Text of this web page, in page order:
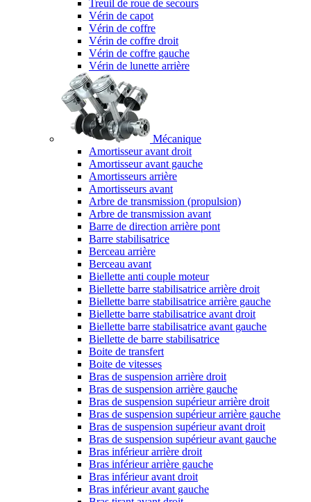
Treuil de roue de secours
Vérin de capot
Vérin de coffre
Vérin de coffre droit
Vérin de coffre gauche
Vérin de lunette arrière
Mécanique
Amortisseur avant droit
Amortisseur avant gauche
Amortisseurs arrière
Amortisseurs avant
Arbre de transmission (propulsion)
Arbre de transmission avant
Barre de direction arrière pont
Barre stabilisatrice
Berceau arrière
Berceau avant
Biellette anti couple moteur
Biellette barre stabilisatrice arrière droit
Biellette barre stabilisatrice arrière gauche
Biellette barre stabilisatrice avant droit
Biellette barre stabilisatrice avant gauche
Biellette de barre stabilisatrice
Boite de transfert
Boite de vitesses
Bras de suspension arrière droit
Bras de suspension arrière gauche
Bras de suspension supérieur arrière droit
Bras de suspension supérieur arrière gauche
Bras de suspension supérieur avant droit
Bras de suspension supérieur avant gauche
Bras inférieur arrière droit
Bras inférieur arrière gauche
Bras inférieur avant droit
Bras inférieur avant gauche